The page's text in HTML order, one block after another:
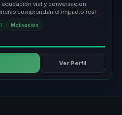
vial y conversación
comprendan el impacto real de
Motivación
Ver Perfil